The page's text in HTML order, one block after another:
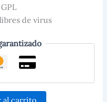
de virus